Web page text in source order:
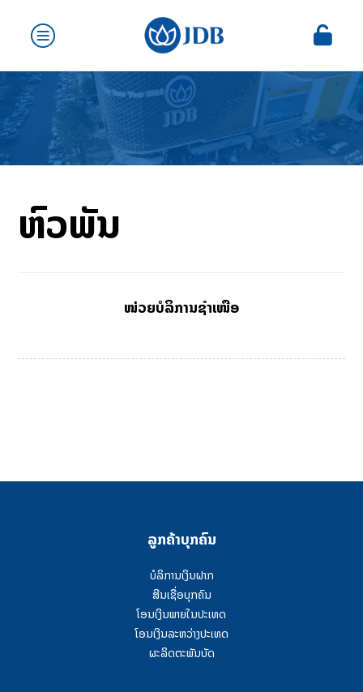
ຫົວພັນ
ໜ່ວຍບໍລິການຊໍາເໜືອ
ລູກຄ້າບຸກຄົນ
ບໍລິການເງິນຝາກ
ສີນເຊື່ອບຸກຄົນ
ໂອນເງິນພາຍໃນປະເທດ
ໂອນເງິນລະຫວ່າງປະເທດ
ຜະລິດຕະພັນບັດ